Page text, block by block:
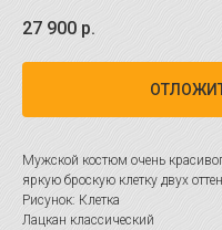
27 900 р.
Мужской костюм очень
яркую броскую клетку двух
Рисунок: Клетка
Лацкан классический